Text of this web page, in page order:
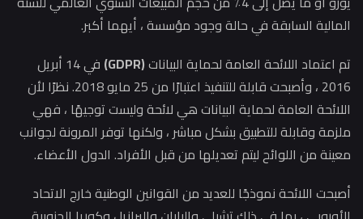
السابقة في حالة وجود مؤسسة ، أيهما أكبر.
اللائحة العامة لحماية البيانات(GDPR)
في 14 أبريل
2016 ، وأصبحت قابلة للتنفيذ اعتبارًا من 25 مايو 2018. نظرًا لأن
العامة لحماية البيانات هي لائحة وليست توجيهًا ، فهي
وقابلة للتطبيق بشكل مباشر ، ولكنها توفر المرونة لجوانب
من اللوائح ليتم تعديلها من قبل الأفراد. الدول الأعضاء.
اللائحة نموذجًا للعديد من القوانين الوطنية خارج الاتحاد